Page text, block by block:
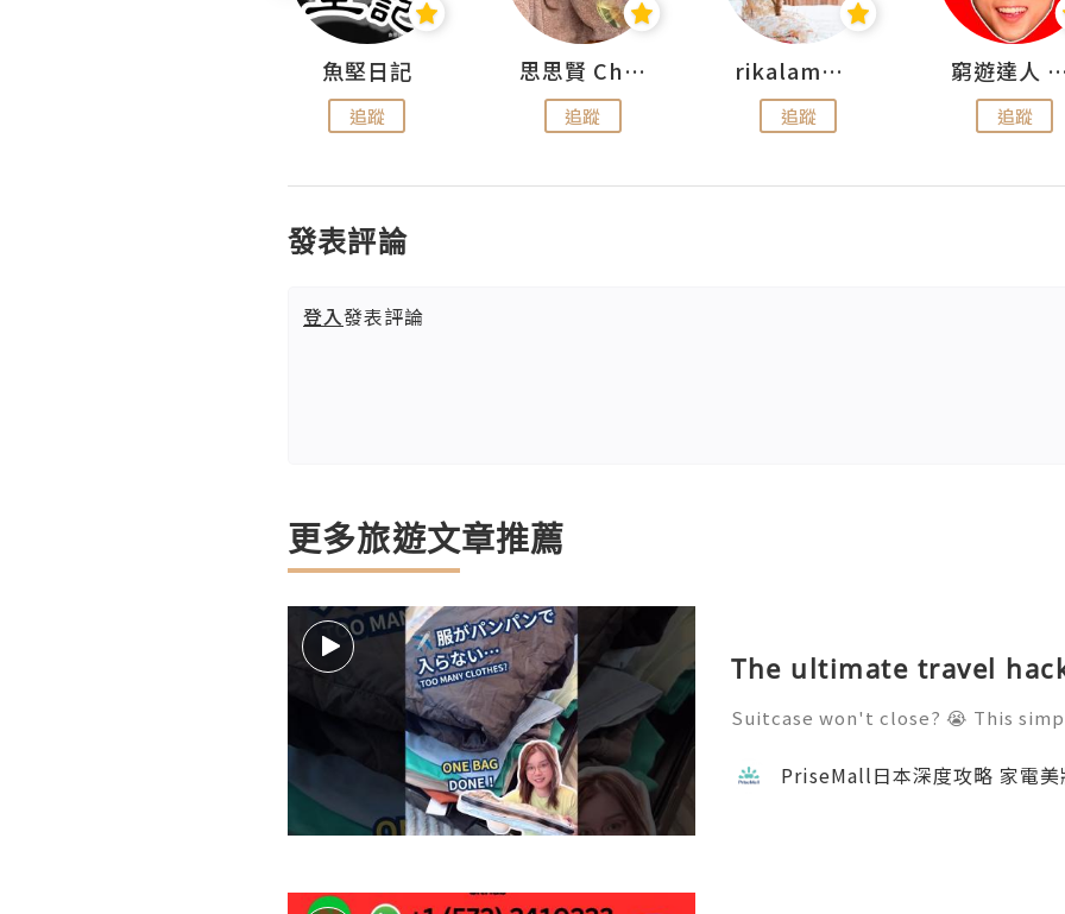
魚堅日記
追蹤
思思賢 ChillMyBabe
追蹤
rikalammm
追蹤
窮遊達人 Mr.TravelGenius
追蹤
發表評論
登入發表評論
更多旅遊文章推薦
The ultimate travel
Suitcase won't close? 😭 This
ore clothes into my bag without
Perfect for your next tr
PriseMall日本深度攻略 家電美